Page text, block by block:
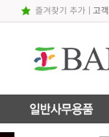
즐겨찾기 추가| 고객